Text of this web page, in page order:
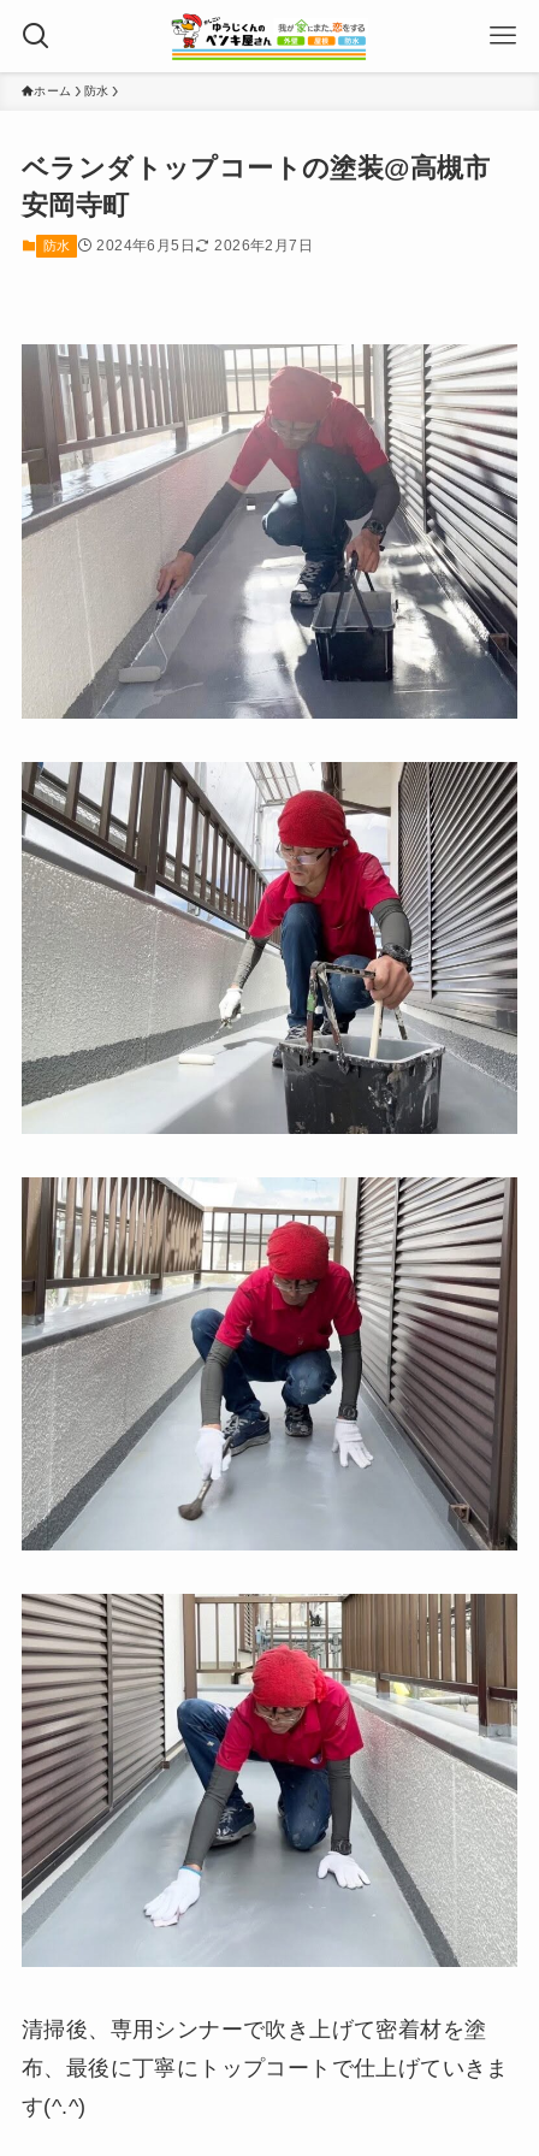
ホーム 防水
ベランダトップコートの塗装@高槻市
安岡寺町
防水 2024年6月5日 2026年2月7日
清掃後、専用シンナーで吹き上げて密着材を塗
布、最後に丁寧にトップコートで仕上げていきま
す(^.^)